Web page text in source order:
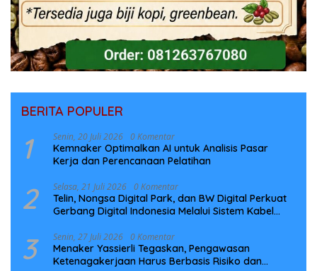
BERITA POPULER
1 Senin, 20 Juli 2026 0 Komentar
Kemnaker Optimalkan AI untuk Analisis Pasar
Kerja dan Perencanaan Pelatihan
2 Selasa, 21 Juli 2026 0 Komentar
Telin, Nongsa Digital Park, dan BW Digital Perkuat
Gerbang Digital Indonesia Melalui Sistem Kabel
3 Senin, 27 Juli 2026 0 Komentar
Menaker Yassierli Tegaskan, Pengawasan
Ketenagakerjaan Harus Berbasis Risiko dan